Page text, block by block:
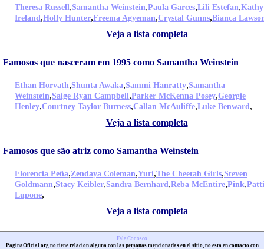
Theresa Russell,Samantha Weinstein,Paula Garces,Lili Estefan,Kathy
Ireland,Holly Hunter,Freema Agyeman,Crystal Gunns,Bianca
Veja a lista completa
Famosos que nasceram em 1995 como Samantha Weinstein
Ethan Horvath,Shunta Awaka,Sammi Hanratty,Samantha
Weinstein,Saige Ryan Campbell,Parker McKenna Posey,Georgie
Henley,Courtney Taylor Burness,Callan McAuliffe,Luke Benward,
Veja a lista completa
Famosos que são atriz como Samantha Weinstein
Florencia Peña,Zendaya Coleman,Yuri,The Cheetah Girls,Steven
Goldmann,Stacy Keibler,Sandra Bernhard,Reba McEntire,Pink,Patti
Lupone,
Veja a lista completa
Fale Conosco
PaginaOficial.org no tiene relacion alguna con las personas mencionadas en el sitio, no esta en contacto con